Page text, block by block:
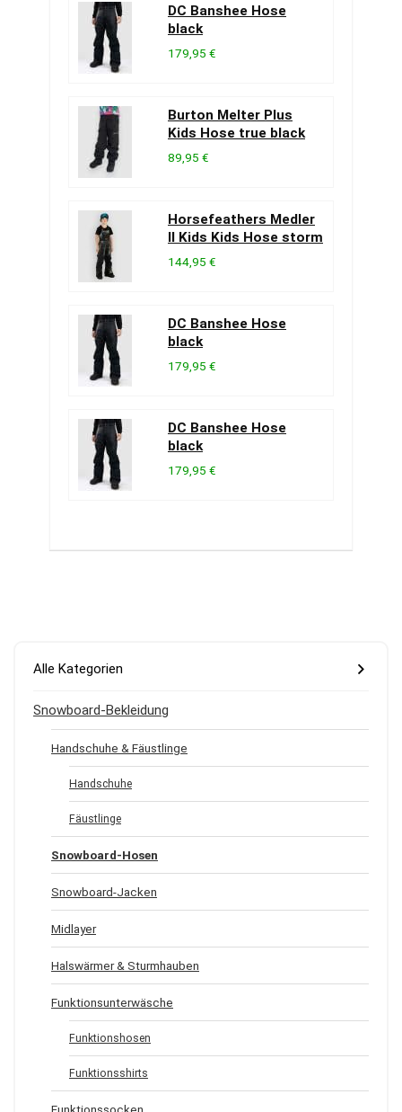
DC Banshee Hose
black
179,95 €
Burton Melter Plus
Kids Hose true black
89,95 €
Horsefeathers Medler
II Kids Kids Hose storm
144,95 €
DC Banshee Hose
black
179,95 €
DC Banshee Hose
black
179,95 €
Alle Kategorien
Snowboard-Bekleidung
Handschuhe & Fäustlinge
Handschuhe
Fäustlinge
Snowboard-Hosen
Snowboard-Jacken
Midlayer
Halswärmer & Sturmhauben
Funktionsunterwäsche
Funktionshosen
Funktionsshirts